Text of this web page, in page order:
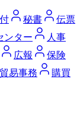
秘書
伝票
ンター
人事
広報
保険
貿易事務
購買